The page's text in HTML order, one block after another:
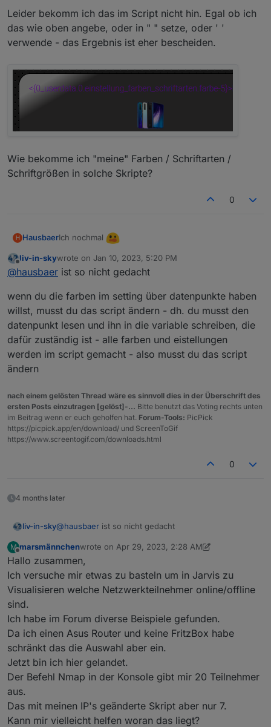
Leider bekomm ich das im Script nicht hin. Egal ob ich
das wie oben angebe, oder in " " setze, oder ' '
verwende - das Ergebnis ist eher bescheiden.
Wie bekomme ich "meine" Farben / Schriftarten /
Schriftgrößen in solche Skripte?
0
H HausbaerIch nochmal
Ich kämpfe noch mit den Farben.
Ich habe mir über DP "meine" Farben angelegt und
z.B.per
{0_userdata.0.einstellung_farben_schriftarten.farbe-
1} auf die jeweilige Farbe.
ich das wie oben angebe, oder in " " setze, oder ' '
verwende - das Ergebnis ist eher bescheiden.
Offline
liv-in-skywrote on Jan 10, 2023, 5:20 PM
last edited by
@hausbaer ist so nicht gedacht
wenn du die farben im setting über datenpunkte haben
willst, musst du das script ändern - dh. du musst den
datenpunkt lesen und ihn in die variable schreiben, die
dafür zuständig ist - alle farben und eistellungen
werden im script gemacht - also musst du das script
ändern
nach einem gelösten Thread wäre es sinnvoll dies in der Überschrift des
ersten Posts einzutragen [gelöst]-... Bitte benutzt das Voting rechts unten
im Beitrag wenn er euch geholfen hat. Forum-Tools: PicPick
https://picpick.app/en/download/ und ScreenToGif
https://www.screentogif.com/downloads.html
0
4 months later
liv-in-sky@hausbaer ist so nicht gedacht
wenn du die farben im setting über datenpunkte
haben willst, musst du das script ändern - dh. du
musst den datenpunkt lesen und ihn in die variable
schreiben, die dafür zuständig ist - alle farben und
eistellungen werden im script gemacht - also musst
M
Offline
marsmännchenwrote on Apr 29, 2023, 2:28 AM
last edited by marsmännchenApr 29, 2023, 4:31
Hallo zusammen,
Ich versuche mir etwas zu basteln um in Jarvis zu
Visualisieren welche Netzwerkteilnehmer online/offline
sind.
Ich habe im Forum diverse Beispiele gefunden.
Da ich einen Asus Router und keine FritzBox habe
schränkt das die Auswahl aber ein.
Jetzt bin ich hier gelandet.
Der Befehl Nmap in der Konsole gibt mir 20 Teilnehmer
aus.
Das mit meinen IP's geänderte Skript aber nur 7.
Kann mir vielleicht helfen woran das liegt?